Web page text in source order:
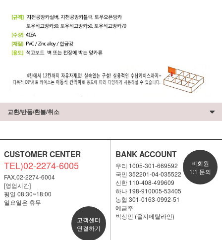
교환/반품/환불/취소
CUSTOMER CENTER
TEL)02-2274-6005
FAX.02-2274-6004
[영업시간]
평일 08:30~18:00
일요일은 휴무
고객센터
연결하기
BANK ACCOUNT
우리 1005-301-669592
국민 352201-04-035522
신한 110-408-499609
하나 198-910005-53405
농협 301-0163-0992-51
예금주
박상민 (을지메탈라인)
비회원
1:1 문의